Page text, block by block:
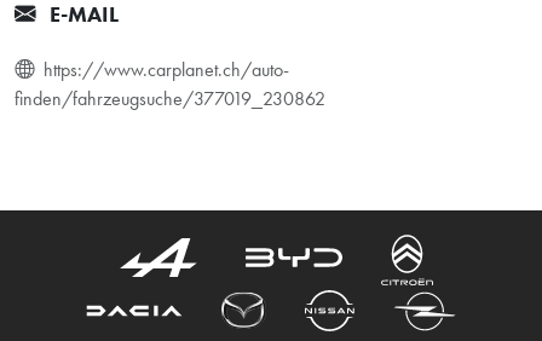
E-MAIL
https://www.carplanet.ch/auto-
finden/fahrzeugsuche/377019_230862